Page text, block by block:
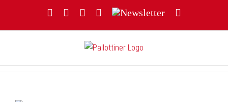
FacebookYouTubeInstagram
Threads
Newsletter